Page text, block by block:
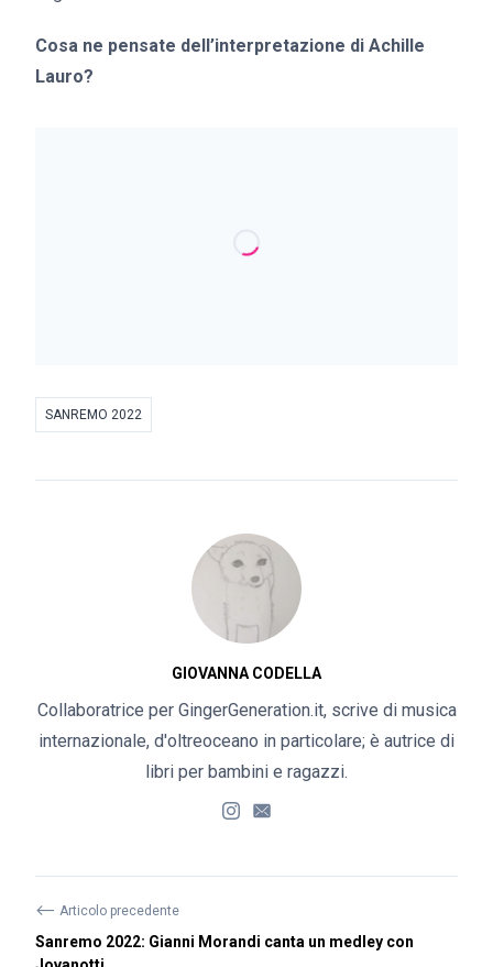
Cosa ne pensate dell’interpretazione di Achille
Lauro?
SANREMO 2022
GIOVANNA CODELLA
Collaboratrice per GingerGeneration.it, scrive di musica
internazionale, d'oltreoceano in particolare; è autrice di
libri per bambini e ragazzi.
⟵ Articolo precedente
Sanremo 2022: Gianni Morandi canta un medley con